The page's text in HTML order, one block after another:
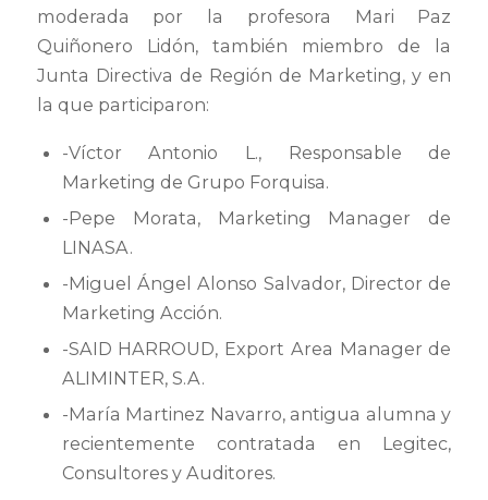
moderada por la profesora Mari Paz
Quiñonero Lidón, también miembro de la
Junta Directiva de Región de Marketing, y en
la que participaron:
-Víctor Antonio L., Responsable de
Marketing de Grupo Forquisa.
-Pepe Morata, Marketing Manager de
LINASA.
-Miguel Ángel Alonso Salvador, Director de
Marketing Acción.
-SAID HARROUD, Export Area Manager de
ALIMINTER, S.A.
-María Martinez Navarro, antigua alumna y
recientemente contratada en Legitec,
Consultores y Auditores.